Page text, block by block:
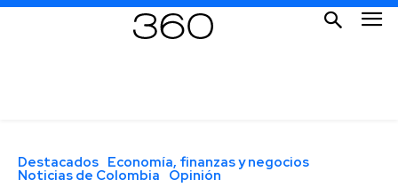
Destacados Economía, finanzas y negocios
Noticias de Colombia Opinión